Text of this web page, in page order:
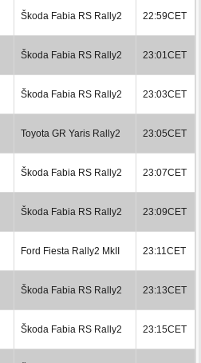
Škoda Fabia RS Rally2 22:59CET
Škoda Fabia RS Rally2 23:01CET
Škoda Fabia RS Rally2 23:03CET
Toyota GR Yaris Rally2 23:05CET
Škoda Fabia RS Rally2 23:07CET
Škoda Fabia RS Rally2 23:09CET
Ford Fiesta Rally2 MkII 23:11CET
Škoda Fabia RS Rally2 23:13CET
Škoda Fabia RS Rally2 23:15CET